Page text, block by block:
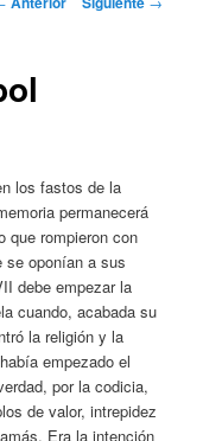
los fastos de la
permanecerá
que rompieron con
se oponían a sus
debe empezar la
cuando, acabada su
la religión y la
empezado el
por la codicia,
de valor, intrepidez
Era la intención